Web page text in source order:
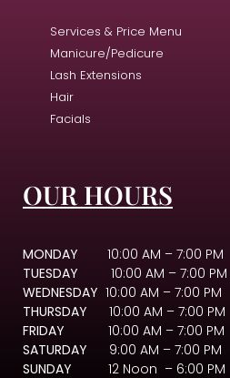
Services & Price Menu
Manicure/Pedicure
Lash Extensions
Hair
Facials
OUR HOURS
MONDAY 10:00 AM – 7:00 PM
TUESDAY
10:00 AM – 7:00 PM
WEDNESDAY 10:00 AM – 7:00 PM
THURSDAY 10:00 AM – 7:00 PM
FRIDAY 10:00 AM – 7:00 PM
SATURDAY 9:00 AM – 7:00 PM
SUNDAY 12 Noon – 6:00 PM